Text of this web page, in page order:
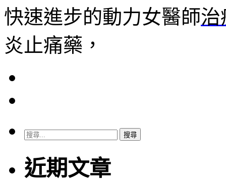
快速進步的動力女醫師治
炎止痛藥，
搜
關
鍵
近期文章